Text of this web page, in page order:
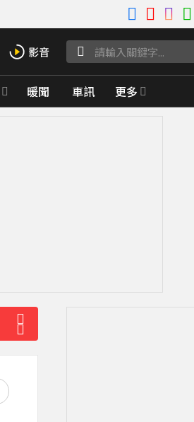
暖聞 車訊 更多